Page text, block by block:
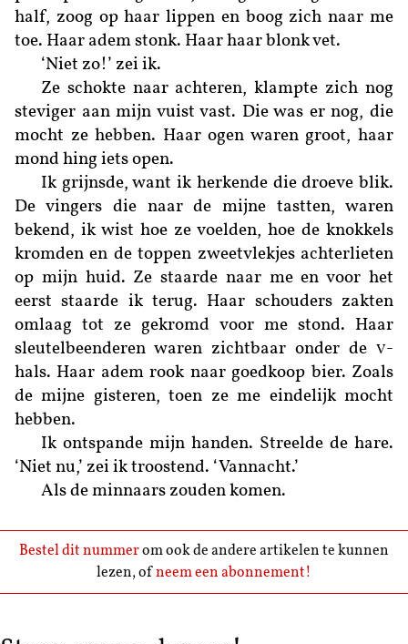
half, zoog op haar lippen en boog zich naar me
toe. Haar adem stonk. Haar haar blonk vet.
‘Niet zo!’ zei ik.
Ze schokte naar achteren, klampte zich nog
steviger aan mijn vuist vast. Die was er nog, die
mocht ze hebben. Haar ogen waren groot, haar
mond hing iets open.
Ik grijnsde, want ik herkende die droeve blik.
De vingers die naar de mijne tastten, waren
bekend, ik wist hoe ze voelden, hoe de knokkels
kromden en de toppen zweetvlekjes achterlieten
op mijn huid. Ze staarde naar me en voor het
eerst staarde ik terug. Haar schouders zakten
omlaag tot ze gekromd voor me stond. Haar
sleutelbeenderen waren zichtbaar onder de V-
hals. Haar adem rook naar goedkoop bier. Zoals
de mijne gisteren, toen ze me eindelijk mocht
hebben.
Ik ontspande mijn handen. Streelde de hare.
‘Niet nu,’ zei ik troostend. ‘Vannacht.’
Als de minnaars zouden komen.
Bestel dit nummerom ook de andere artikelen te kunnen
lezen, ofneem een abonnement!